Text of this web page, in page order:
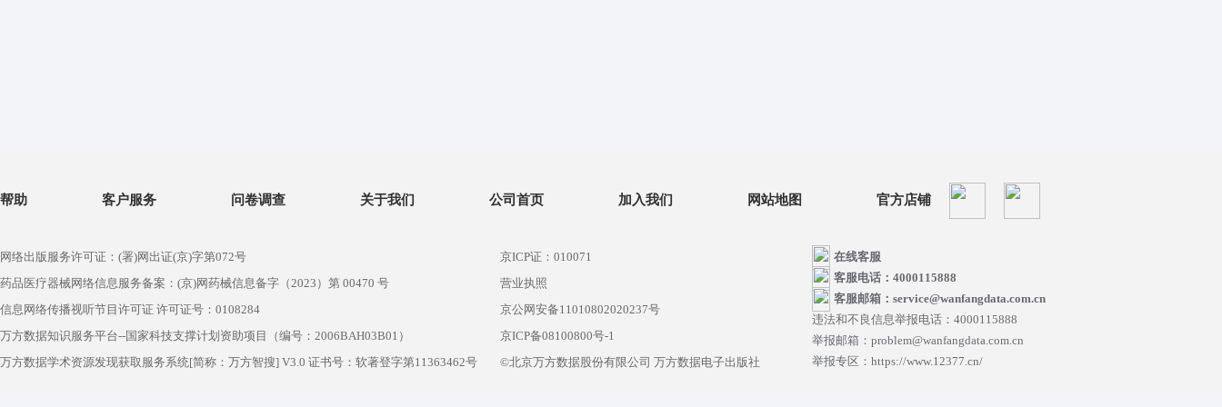
帮助 客户服务 问卷调查 关于我们 公司首页 加入我们 网站地图 官方店铺
网络出版服务许可证：(署)网出证(京)字第072号
药品医疗器械网络信息服务备案：(京)网药械信息备字（2023）第 00470 号
信息网络传播视听节目许可证 许可证号：0108284
万方数据知识服务平台--国家科技支撑计划资助项目（编号：2006BAH03B01）
万方数据学术资源发现获取服务系统[简称：万方智搜] V3.0 证书号：软著登字第11363462号
京ICP证：010071
营业执照
京公网安备11010802020237号
京ICP备08100800号-1
©北京万方数据股份有限公司 万方数据电子出版社
在线客服
客服电话：4000115888
客服邮箱：service@wanfangdata.com.cn
违法和不良信息举报电话：4000115888
举报邮箱：problem@wanfangdata.com.cn
举报专区：https://www.12377.cn/